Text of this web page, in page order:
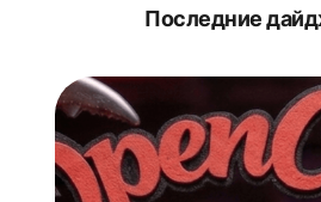
Последние